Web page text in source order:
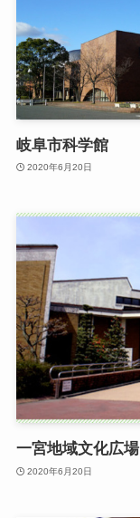
岐阜市科学館
2020年6月20日
一宮地域文化広場
2020年6月20日